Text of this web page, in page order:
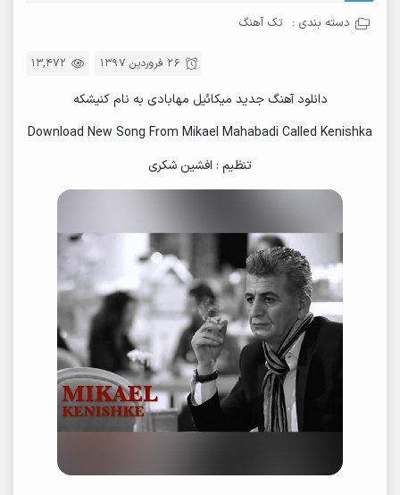
دسته بندی : تک آهنگ
13,472 26 فروردین 1397
دانلود آهنگ جدید میکائیل مهابادی به نام کنیشکه
Download New Song From Mikael Mahabadi Called Kenishka
تنظیم : افشین شکری